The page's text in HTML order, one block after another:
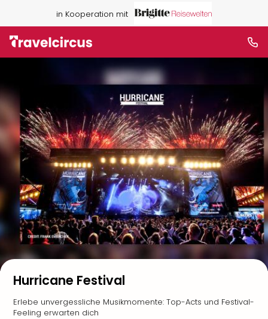
in Kooperation mit
Hurricane Festival
Erlebe unvergessliche Musikmomente: Top-Acts und Festival-
Feeling erwarten dich